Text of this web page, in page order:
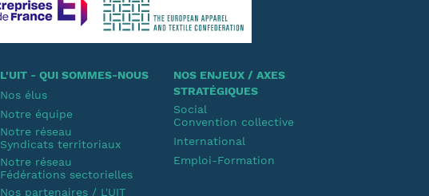
L'UIT - QUI SOMMES-NOUS
Nos élus
Notre équipe
Notre réseau
Syndicats territoriaux
Notre réseau
Fédérations sectorielles
Nos partenaires / L'UIT
NOS ENJEUX / AXES
STRATÉGIQUES
Social
Convention collective
International
Emploi-Formation